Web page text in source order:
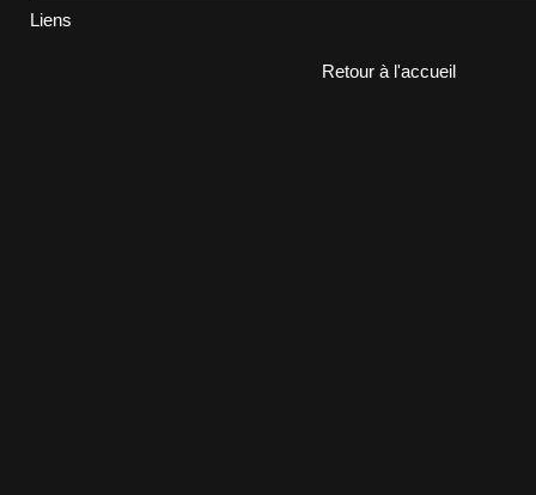
Liens
Retour à l'accueil